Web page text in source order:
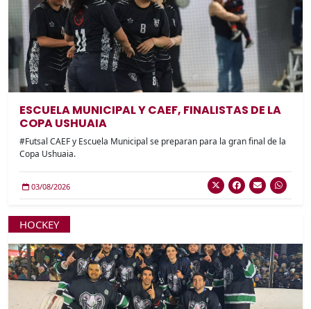
ESCUELA MUNICIPAL Y CAEF, FINALISTAS DE LA
COPA USHUAIA
#Futsal CAEF y Escuela Municipal se preparan para la gran final de la
Copa Ushuaia.
03/08/2026
HOCKEY